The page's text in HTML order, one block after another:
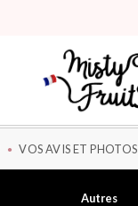
VOS AVIS ET PHOTOS
Autres